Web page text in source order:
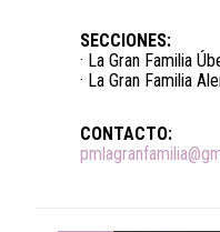
SECCIONES:
· La Gran Familia
· La Gran Familia
CONTACTO: